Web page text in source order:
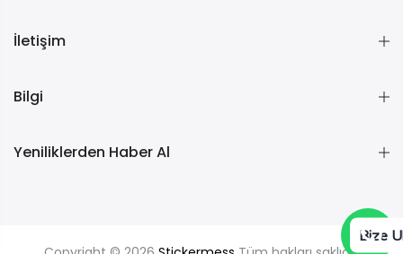
İletişim
Bilgi
Yeniliklerden Haber Al
Bize